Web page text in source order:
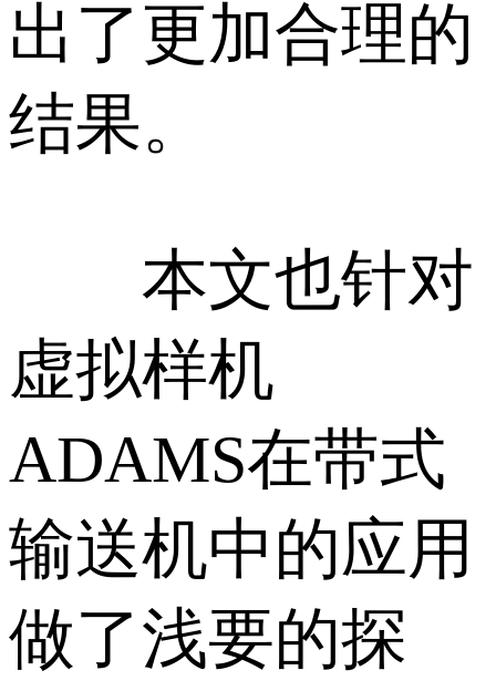
出了更加合理的
结果。
本文也针对
虚拟样机
ADAMS在带式
输送机中的应用
做了浅要的探